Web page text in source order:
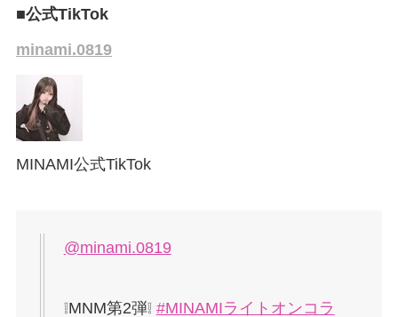
■公式TikTok
minami.0819
MINAMI公式TikTok
@minami.0819
❕MNM第2弾❕ #MINAMIライトオンコラ